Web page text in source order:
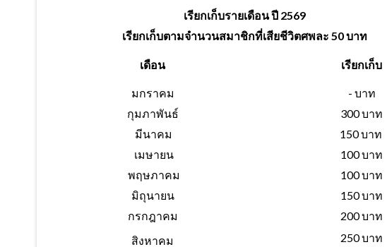
เรียกเก็บรายเดือน ปี 2569
เรียกเก็บตามจำนวนสมาชิกที่เสียชีวิตศพละ 50 บาท
เดือน เรียกเก็บ
มกราคม
- บาท
กุมภาพันธ์
300 บาท
มีนาคม
150 บาท
เมษายน
100 บาท
พฤษภาคม
100 บาท
มิถุนายน
150 บาท
กรกฎาคม
200 บาท
สิงหาคม
250 บาท